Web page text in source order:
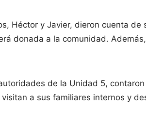
Héctor y Javier, dieron cuenta
donada a la comunidad.
de la Unidad 5,
a sus familiares internos y